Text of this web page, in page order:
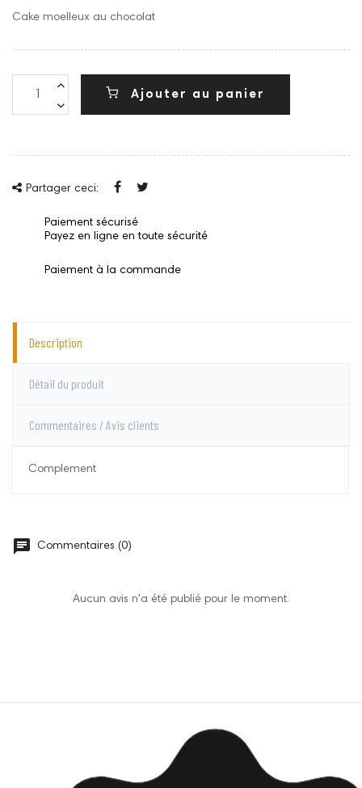
Cake moelleux au chocolat
Ajouter au panier
Partager ceci:
Paiement sécurisé
Payez en ligne en toute sécurité
Paiement à la commande
Description
Détail du produit
Commentaires / Avis clients
Complement
oeufs
Commentaires (0)
Aucun avis n'a été publié pour le moment.